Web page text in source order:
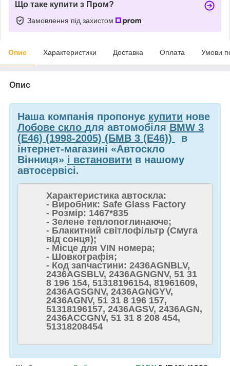
Що таке купити з Пром?
Замовлення під захистом
Опис Характеристики Доставка Оплата Умови
Опис
Наша компанія пропонує купити нове
Лобове скло для автомобіля BMW 3
(E46) (1998-2005) (БМВ 3 (Е46))
в
інтернет-магазині «Автоскло
Вінниця» і встановити в нашому
автосервісі.
Характеристика автоскла:
- Виробник: Safe Glass Factory
- Розмір: 1467*835
- Зелене теплопоглинаюче;
- Блакитний світлофільтр (Смуга
від сонця);
- Місце для VIN номера;
- Шовкографія;
- Код запчастини: 2436AGNBLV,
2436AGSBLV, 2436AGNGNV, 51 31
8 196 154, 51318196154, 81961609,
2436AGSGNV, 2436AGNGYV,
2436AGNV, 51 31 8 196 157,
51318196157, 2436AGSV, 2436AGN,
2436ACCGNV, 51 31 8 208 454,
51318208454